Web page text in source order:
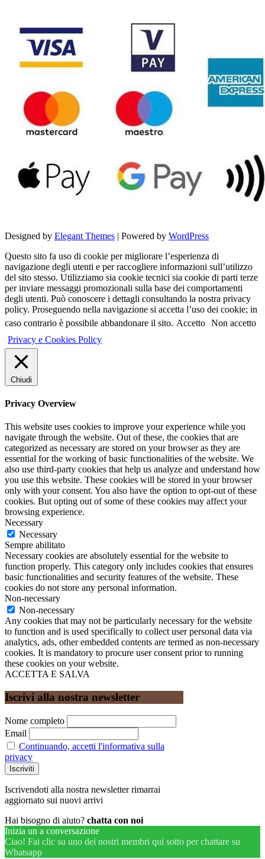
Designed by Elegant Themes | Powered by WordPress
Questo sito fa uso di cookie per migliorare l’esperienza di
navigazione degli utenti e per raccogliere informazioni sull’utilizzo
del sito stesso. Utilizziamo sia cookie tecnici sia cookie di parti terze
per inviare messaggi promozionali sulla base dei comportamenti
degli utenti. Può conoscere i dettagli consultando la nostra privacy
policy. Proseguendo nella navigazione si accetta l’uso dei cookie; in
caso contrario è possibile abbandonare il sito. Accetto Non accetto
Privacy e Cookies Policy
Chiudi
Privacy Overview
This website uses cookies to improve your experience while you
navigate through the website. Out of these, the cookies that are
categorized as necessary are stored on your browser as they are
essential for the working of basic functionalities of the website. We
also use third-party cookies that help us analyze and understand how
you use this website. These cookies will be stored in your browser
only with your consent. You also have the option to opt-out of these
cookies. But opting out of some of these cookies may affect your
browsing experience.
Necessary
Necessary
Sempre abilitato
Necessary cookies are absolutely essential for the website to
function properly. This category only includes cookies that ensures
basic functionalities and security features of the website. These
cookies do not store any personal information.
Non-necessary
Non-necessary
Any cookies that may not be particularly necessary for the website
to function and is used specifically to collect user personal data via
analytics, ads, other embedded contents are termed as non-necessary
cookies. It is mandatory to procure user consent prior to running
these cookies on your website.
ACCETTA E SALVA
Iscrivi alla nostra newsletter
Nome completo
Email
Continuando, accetti l'informativa sulla
privacy
Iscrivendoti alla nostra newsletter rimarrai
aggiornato sui nuovi arrivi
Hai bisogno di aiuto? chatta con noi
Inizia un a conversazione
Ciao! Fai clic su uno dei nostri membri qui sotto per chattare su
Whatsapp